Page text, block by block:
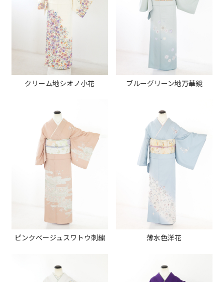
クリーム地シオノ小花 ブルーグリーン地万華鏡
ピンクベージュスワトウ刺繍 薄水色洋花